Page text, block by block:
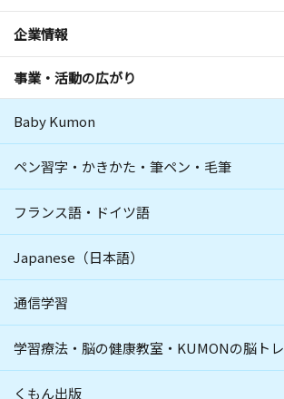
企業情報
事業・活動の広がり
Baby Kumon
ペン習字・かきかた・筆ペン・毛筆
フランス語・ドイツ語
Japanese（日本語）
通信学習
学習療法・脳の健康教室・KUMONの脳トレ
くもん出版